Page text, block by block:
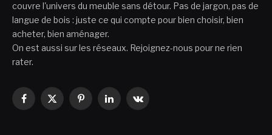
couvre l'univers du meuble sans détour. Pas de jargon, pas de
langue de bois : juste ce qui compte pour bien choisir, bien
acheter, bien aménager.
On est aussi sur les réseaux. Rejoignez-nous pour ne rien
rater.
Facebook
X
PinterestLinkedInVKontakte